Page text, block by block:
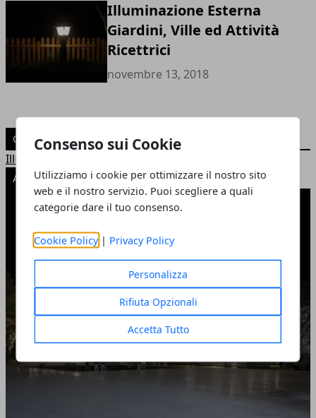
Consenso sui Cookie
Utilizziamo i cookie per ottimizzare il nostro sito
web e il nostro servizio. Puoi scegliere a quali
categorie dare il tuo consenso.
Cookie Policy | Privacy Policy
Personalizza
Rifiuta Opzionali
Accetta Tutto
Illuminazione Esterna
Giardini, Ville ed Attività
Ricettrici
novembre 13, 2018
CATEGORIE
Illuminazione a LED
ARTICOLI POPOLARI